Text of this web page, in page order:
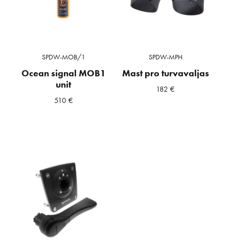
SPDW-MOB/1
Ocean signal MOB1
unit
510 €
SPDW-MPH
Mast pro turvavaljas
182€